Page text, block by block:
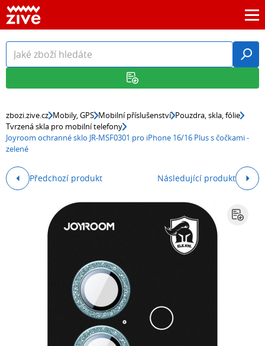
zbozi.zive.cz Mobily, GPS Mobilní příslušenství Pouzdra, skla, fólie
Tvrzená skla pro mobilní telefony
Joyroom ochranné sklo JR-MSF0301 pro iPhone 16/16 Plus s čočkami -
zelené
Předchozí produkt Následující produkt